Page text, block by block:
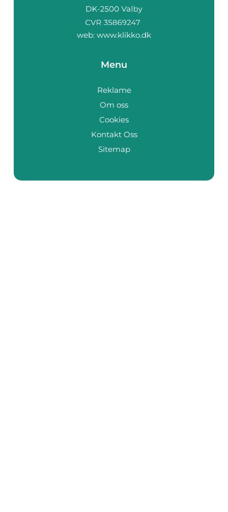
web: www.klikko.dk
Menu
Reklame
Om oss
Cookies
Kontakt Oss
Sitemap